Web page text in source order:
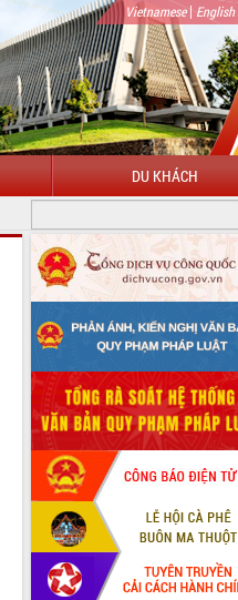
Vietnamese| English
DU KHÁCH